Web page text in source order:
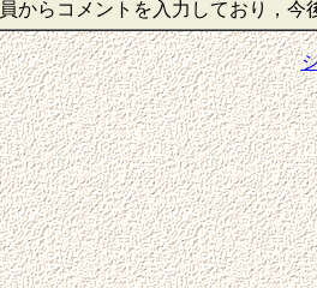
からコメントを入力しており，